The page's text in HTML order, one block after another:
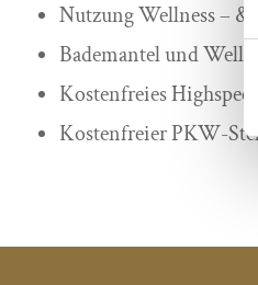
Nutzung Wellness – &
Bademantel und
Kostenfreies
Kostenfreier PKW-